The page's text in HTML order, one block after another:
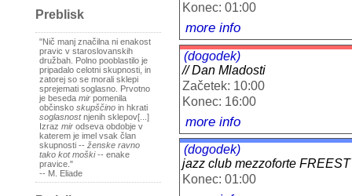
Preblisk
"Nič manj značilna ni enakost
pravic v staroslovanskih
družbah. Polno pooblastilo je
pripadalo celotni skupnosti, in
zatorej so se morali sklepi
sprejemati soglasno. Prvotno
je beseda mir pomenila
občinsko skupščino in hkrati
soglasnostnjenih sklepov[...]
Izraz mir odseva obdobje v
katerem je imel vsak član
skupnosti -- ženske ravno
tako kot moški-- enake
pravice."
-- M. Eliade
Konec: 01:00
more info
(dogodek)
// Dan Mladosti
Začetek: 10:00
Konec: 16:00
more info
(dogodek)
jazz club mezzoforte
Konec: 01:00